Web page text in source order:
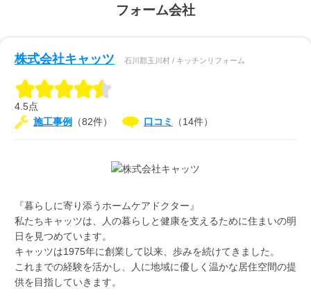
フォーム会社
株式会社キャッツ 石川郡玉川村 / キッチンリフォーム
4.5点
施工事例
（82件） 口コミ （14件）
『暮らしに寄り添うホームケアドクター』
私たちキャッツは、人の暮らしと健康を支えるために住まいの明
日を見つめています。
キャッツは1975年に創業して以来、歩みを続けてきました。
これまでの経験を活かし、人に地域に優しく温かな居住空間の提
供を目指していきます。